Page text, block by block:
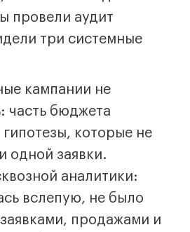
провели аудит
три системные
кампании не
часть бюджета
гипотезы, которые не
одной заявки.
аналитики:
вслепую, не было
продажами и